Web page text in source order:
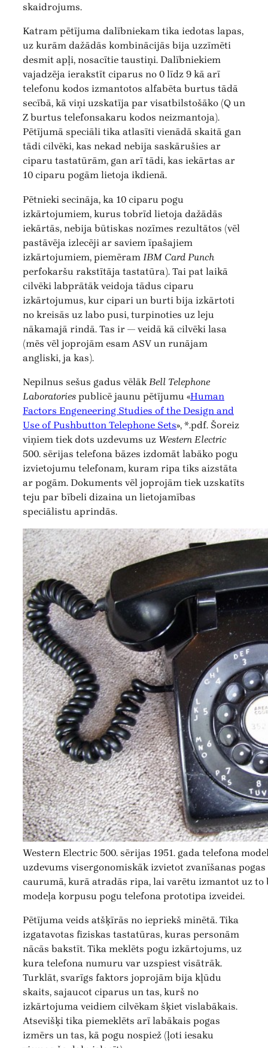
skaidrojums.
Katram pētījuma dalībniekam tika iedotas lapas,
uz kurām dažādās kombinācijās bija uzzīmēti
desmit apļi, nosacītie taustiņi. Dalībniekiem
vajadzēja ierakstīt ciparus no 0 līdz 9 kā arī
telefonu kodos izmantotos alfabēta burtus tādā
secībā, kā viņi uzskatīja par visatbilstošāko (Q un
Z burtus telefonsakaru kodos neizmantoja).
Pētījumā speciāli tika atlasīti vienādā skaitā gan
tādi cilvēki, kas nekad nebija saskārušies ar
ciparu tastatūrām, gan arī tādi, kas iekārtas ar
10 ciparu pogām lietoja ikdienā.
Pētnieki secināja, ka 10 ciparu pogu
izkārtojumiem, kurus tobrīd lietoja dažādās
iekārtās, nebija būtiskas nozīmes rezultātos (vēl
pastāvēja izlecēji ar saviem īpašajiem
izkārtojumiem, piemēram IBM Card Punch
perfokaršu rakstītāja tastatūra). Tai pat laikā
cilvēki labprātāk veidoja tādus ciparu
izkārtojumus, kur cipari un burti bija izkārtoti
no kreisās uz labo pusi, turpinoties uz leju
nākamajā rindā. Tas ir — veidā kā cilvēki lasa
(mēs vēl joprojām esam ASV un runājam
angliski, ja kas).
Nepilnus sešus gadus vēlākBell Telephone
Laboratories publicē jaunu pētījumu «Human
Factors Engeneering Studies of the Design and
Use of Pushbutton Telephone Sets», *.pdf. Šoreiz
viņiem tiek dots uzdevums uz Western Electric
500. sērijas telefona bāzes izdomāt labāko pogu
izvietojumu telefonam, kuram ripa tiks aizstāta
ar pogām. Dokuments vēl joprojām tiek uzskatīts
teju par bībeli dizaina un lietojamības
speciālistu aprindās.
Western Electric 500. sērijas 1951. gada telefona
uzdevums visergonomiskāk izvietot zvanīšanas
caurumā, kurā atradās ripa, lai varētu izmantot uz
modeļa korpusu pogu telefona prototipa izveidei.
Pētījuma veids atšķīrās no iepriekš minētā. Tika
izgatavotas fiziskas tastatūras, kuras personām
nācās bakstīt. Tika meklēts pogu izkārtojums, uz
kura telefona numuru var uzspiest visātrāk.
Turklāt, svarīgs faktors joprojām bija kļūdu
skaits, sajaucot ciparus un tas, kurš no
izkārtojuma veidiem cilvēkam šķiet vislabākais.
Atsevišķi tika piemeklēts arī labākais pogas
izmērs un tas, kā pogu nospiež (ļoti iesaku